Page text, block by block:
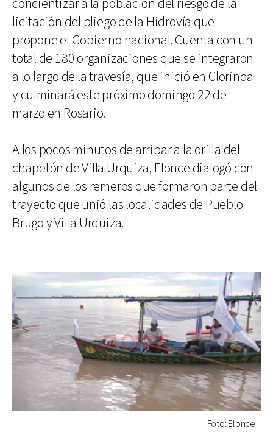
concientizar a la población del riesgo de la
licitación del pliego de la Hidrovía que
propone el Gobierno nacional. Cuenta con un
total de 180 organizaciones que se integraron
a lo largo de la travesía, que inició en Clorinda
y culminará este próximo domingo 22 de
marzo en Rosario.
A los pocos minutos de arribar a la orilla del
chapetón de Villa Urquiza, Elonce dialogó con
algunos de los remeros que formaron parte del
trayecto que unió las localidades de Pueblo
Brugo y Villa Urquiza.
Foto: Elonce